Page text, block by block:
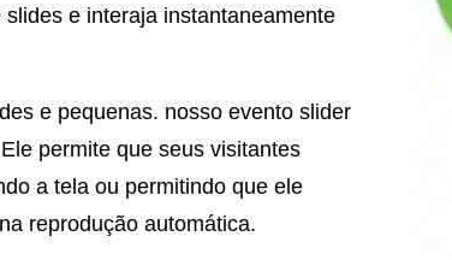
e interaja instantaneamente
e pequenas. nosso evento slider
permite que seus visitantes
a tela ou permitindo que ele
reprodução automática.